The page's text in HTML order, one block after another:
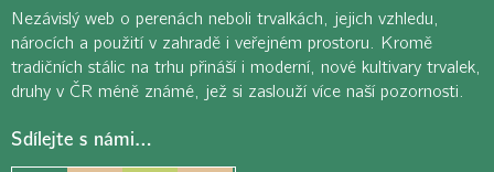
Nezávislý web o perenách neboli trvalkách, jejich vzhledu,
nárocích a použití v zahradě i veřejném prostoru. Kromě
tradičních stálic na trhu přináší i moderní, nové kultivary trvalek,
druhy v ČR méně známé, jež si zaslouží více naší pozornosti.
Sdílejte s námi…